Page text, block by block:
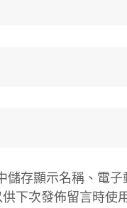
儲存顯示名稱、電
下次發佈留言時使